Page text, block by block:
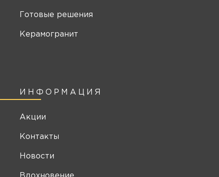
ИНФОРМАЦИЯ
Акции
Контакты
Новости
Готовые решения
Керамогранит